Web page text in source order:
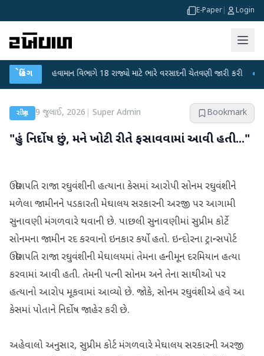
E-Paper Login
બ્રેકિંગ
હવામાન વિભાગે 18 રાજ્યો માટે ભારે વરસાદની ચેતવણી જારી કરી ●
રાષ્ટ્રીય 9 જુલાઈ, 2026 Super Admin Bookmark
"હું નિર્દોષ છું, મને ખોટી રીતે ફસાવવામાં આવી હતી..."
ઉદ્યોગપતિ રાજા રઘુવંશીની હત્યાના કેસમાં આરોપી સોનમ રઘુવંશીને
મળેલા જામીનને પડકારતી મેઘાલય સરકારની અરજી પર આગામી
સુનાવણી મંગળવારે થવાની છે. પાછલી સુનાવણીમાં સુપ્રીમ કોર્ટે
સોનમના જામીન રદ કરવાનો ઇનકાર કર્યો હતો. ઇન્દોરના ટ્રાન્સપોર્ટ
ઉદ્યોગપતિ રાજા રઘુવંશીની મેઘાલયમાં તેમના હનીમૂન દરમિયાન હત્યા
કરવામાં આવી હતી. તેમની પત્ની સોનમ અને તેના સાથીઓ પર
હત્યાનો આરોપ મૂકવામાં આવ્યો છે. જોકે, સોનમ રઘુવંશીએ હવે આ
કેસમાં પોતાને નિર્દોષ જાહેર કરી છે.
અહેવાલો અનુસાર, સુપ્રીમ કોર્ટ મંગળવારે મેઘાલય સરકારની અરજી